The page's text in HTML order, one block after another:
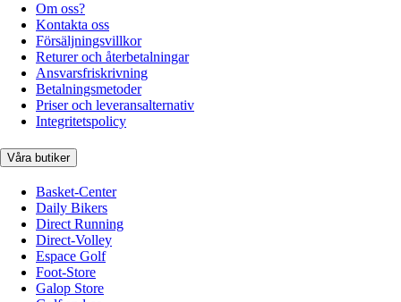
Om oss?
Kontakta oss
Försäljningsvillkor
Returer och återbetalningar
Ansvarsfriskrivning
Betalningsmetoder
Priser och leveransalternativ
Integritetspolicy
Våra butiker
Basket-Center
Daily Bikers
Direct Running
Direct-Volley
Espace Golf
Foot-Store
Galop Store